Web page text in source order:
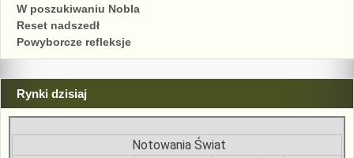
W poszukiwaniu Nobla
Reset nadszedł
Powyborcze refleksje
Rynki dzisiaj
Notowania Świat